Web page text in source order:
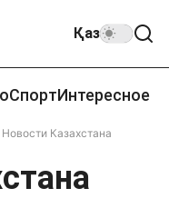
Қаз
СпортИнтересное
Новости Казахстана